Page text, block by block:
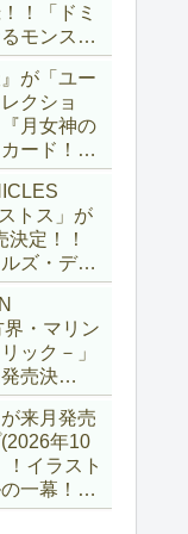
！「ドミ
モンスタ
王の粉
』に描か
実際にこ
ポートし
遊戯王
が「ユー
クショ
月女神の
ード！！
くなりま
とは言え
った『墓
ちゃくち
【遊戯王
トス」が
定！！
ズ・デッ
ル！！第
ス」と
」が選出
【遊戯王
・マリン
ック－」
売決
ーション
第2弾！！
個性派揃
～。【遊
来月発売
年10
！イラスト
一幕！！
ィスクの